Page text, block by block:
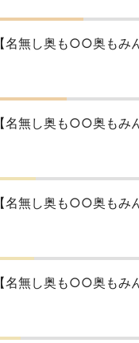
【名無し奥も○○奥もみ
【名無し奥も○○奥もみ
【名無し奥も○○奥もみ
【名無し奥も○○奥もみ